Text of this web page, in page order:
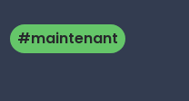
#maintenant